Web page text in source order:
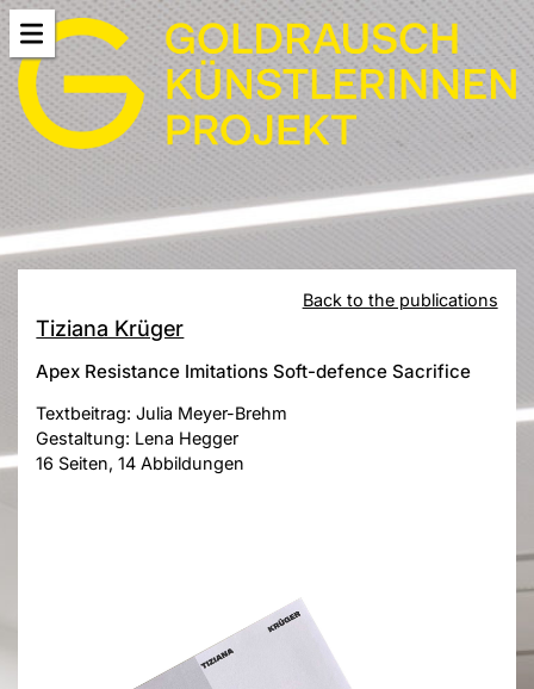
Back to the publications
Tiziana Krüger
Apex Resistance Imitations Soft-defence Sacrifice
Textbeitrag: Julia Meyer-Brehm
Gestaltung: Lena Hegger
16 Seiten, 14 Abbildungen